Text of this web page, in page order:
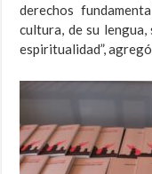
derechos
cultura, de su lengua,
espiritualidad”,